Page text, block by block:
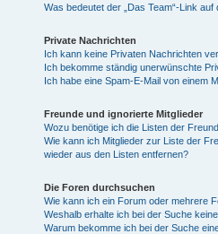
Was bedeutet der „Das Team“-Link auf
Private Nachrichten
Ich kann keine Privaten Nachrichten
Ich bekomme ständig unerwünschte
Ich habe eine Spam-E-Mail von einem
Freunde und ignorierte Mitglieder
Wozu benötige ich die Listen der
Wie kann ich Mitglieder zur Liste der
wieder aus den Listen entfernen?
Die Foren durchsuchen
Wie kann ich ein Forum oder mehrere
Weshalb erhalte ich bei der Suche
Warum bekomme ich bei der Suche